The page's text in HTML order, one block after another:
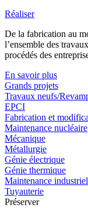
Réaliser
De la fabrication au
l’ensemble des
procédés des
En savoir plus
Grands projets
Travaux neufs/
EPCI
Fabrication et
Maintenance nucléaire
Mécanique
Métallurgie
Génie électrique
Génie thermique
Maintenance
Tuyauterie
Préserver